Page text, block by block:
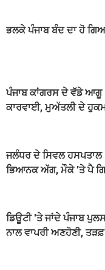
ਭਲਕੇ ਪੰਜਾਬ ਬੰਦ ਦਾ ਹੋ
ਪੰਜਾਬ ਕਾਂਗਰਸ ਦੇ ਵੱਡੇ
ਕਾਰਵਾਈ, ਮੁਅੱਤਲੀ ਦੇ ਹੁਕਮ
ਜਲੰਧਰ ਦੇ ਸਿਵਲ ਹਸਪਤਾਲ
ਭਿਆਨਕ ਅੱਗ, ਮੌਕੇ 'ਤੇ ਪੈ
ਡਿਊਟੀ 'ਤੇ ਜਾਂਦੇ ਪੰਜਾਬ
ਨਾਲ ਵਾਪਰੀ ਅਣਹੋਣੀ,